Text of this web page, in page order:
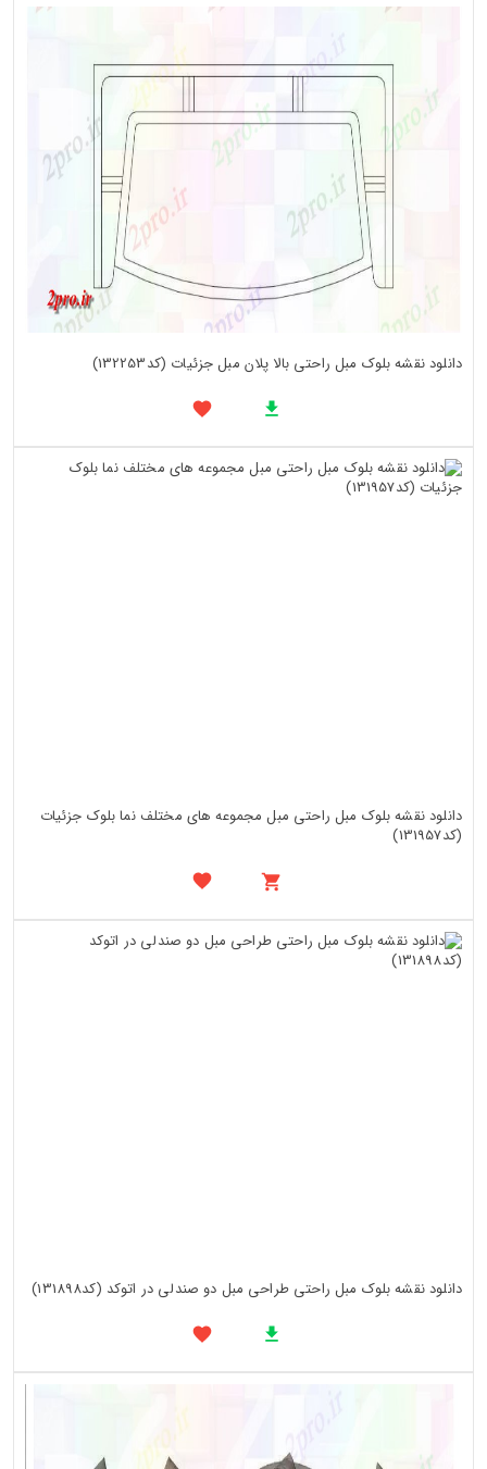
دانلود نقشه بلوک مبل راحتی بالا پلان مبل جزئیات (کد132253)
دانلود نقشه بلوک مبل راحتی مبل مجموعه های مختلف نما بلوک جزئیات
(کد131957)
دانلود نقشه بلوک مبل راحتی طراحی مبل دو صندلی در اتوکد (کد131898)